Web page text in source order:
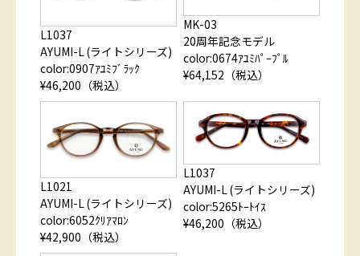
L1037
AYUMI-L (ライトシリーズ)
color:0907ｱﾕﾐﾌﾞﾗｯｸ
¥46,200（税込）
MK-03
20周年記念モデル
color:0674ｱﾕﾐﾊﾟｰﾌﾟﾙ
¥64,152（税込）
L1021
AYUMI-L (ライトシリーズ)
color:6052ｸﾘｱﾏﾛﾝ
¥42,900（税込）
L1037
AYUMI-L (ライトシリーズ)
color:5265ﾄｰﾄｲｽ
¥46,200（税込）